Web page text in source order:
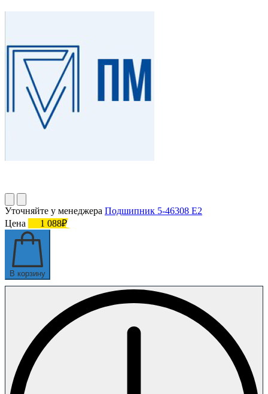
Уточняйте у менеджера Подшипник 5-46308 Е2
Цена
1 088₽
В корзину